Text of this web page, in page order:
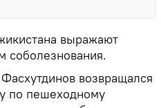
выражают
соболезнования.
возвращался
по пешеходному